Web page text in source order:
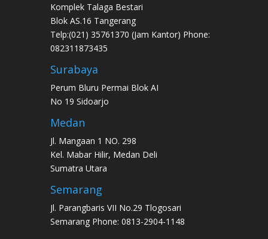
Komplek Talaga Bestari
Blok AS.16 Tangerang
Telp:(021) 35761370 (Jam Kantor) Phone:
082311873435
Surabaya
Perum Bluru Permai Blok AI
No 19 Sidoarjo
Medan
Jl. Mangaan 1 NO. 298
Kel. Mabar Hilir, Medan Deli
Sumatra Utara
Semarang
Jl. Parangbaris VII No.29 Tlogosari
Semarang Phone: 0813-2904-1148